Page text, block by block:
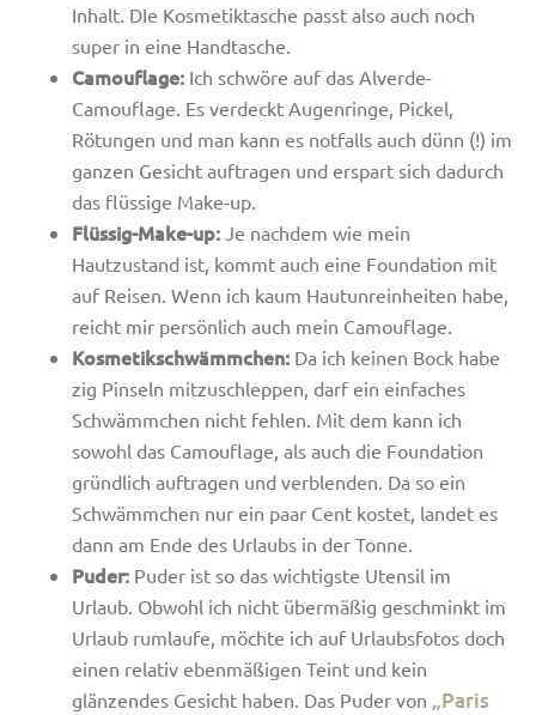
Inhalt. DIe Kosmetiktasche passt also auch noch
super in eine Handtasche.
Camouflage: Ich schwöre auf das Alverde-
Camouflage. Es verdeckt Augenringe, Pickel,
Rötungen und man kann es notfalls auch dünn (!) im
ganzen Gesicht auftragen und erspart sich dadurch
das flüssige Make-up.
Flüssig-Make-up: Je nachdem wie mein
Hautzustand ist, kommt auch eine Foundation mit
auf Reisen. Wenn ich kaum Hautunreinheiten habe,
reicht mir persönlich auch mein Camouflage.
Kosmetikschwämmchen: Da ich keinen Bock habe
zig Pinseln mitzuschleppen, darf ein einfaches
Schwämmchen nicht fehlen. Mit dem kann ich
sowohl das Camouflage, als auch die Foundation
gründlich auftragen und verblenden. Da so ein
Schwämmchen nur ein paar Cent kostet, landet es
dann am Ende des Urlaubs in der Tonne.
Puder: Puder ist so das wichtigste Utensil im
Urlaub. Obwohl ich nicht übermäßig geschminkt im
Urlaub rumlaufe, möchte ich auf Urlaubsfotos doch
einen relativ ebenmäßigen Teint und kein
glänzendes Gesicht haben. Das Puder von „Paris